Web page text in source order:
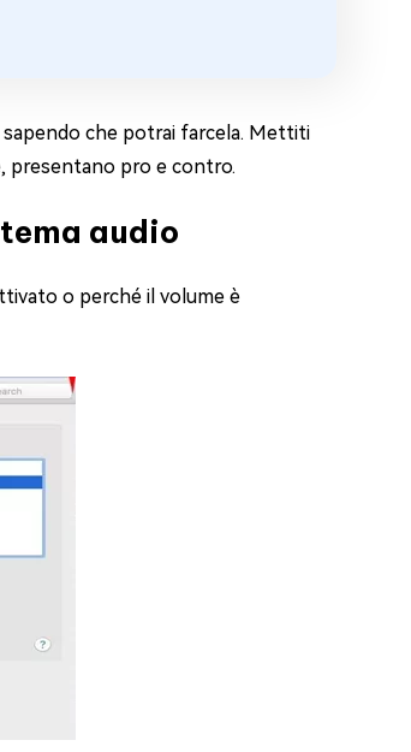
sapendo che potrai farcela. Mettiti
presentano pro e contro.
audio
o perché il volume è